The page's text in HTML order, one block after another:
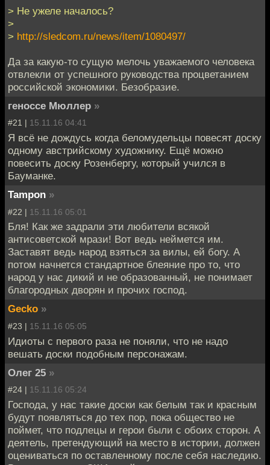
> Не ужеле началось?
>
> http://sledcom.ru/news/item/1080497/
Да за какую-то сущую мелочь уважаемого человека
отвлекли от успешного руководства процветанием
российской экономики. Безобразие.
геноссе Мюллер »
#21 | 15.11.16 04:41
Я всё не дождусь когда беломудельцы повесят доску
одному австрийскому художнику. Ещё можно
повесить доску Розенбергу, который учился в
Бауманке.
Tampon »
#22 | 15.11.16 05:01
Бля! Как же задрали эти любители всякой
антисоветской мрази! Вот ведь неймется им.
Заставят ведь народ взяться за вилы, ей богу. А
потом начнется стандартное блеяние про то, что
народ у нас дикий и не образованный, не понимает
благородных дворян и прочих господ.
Gecko »
#23 | 15.11.16 05:05
Идиоты с первого раза не поняли, что не надо
вешать доски подобным персонажам.
Олег 25 »
#24 | 15.11.16 05:24
Господа, у нас такие доски как белым так и красным
будут появляться до тех пор, пока общество не
поймет, что подлецы и герои были с обоих сторон. А
деятель, претендующий на место в истории, должен
оцениваться по оставленному после себя наследию.